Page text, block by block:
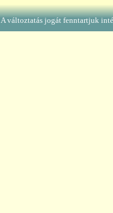
A változtatás jogát fenntartjuk